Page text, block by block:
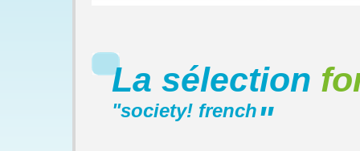
La sélection
"society! french"